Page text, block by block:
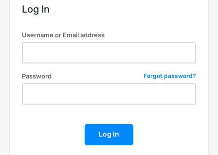
Log In
Username or Email address
Password Forgot password?
Log In